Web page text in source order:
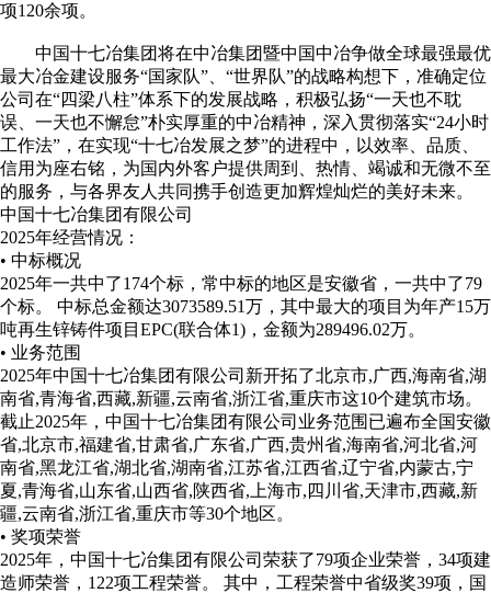
项120余项。
中国十七冶集团将在中冶集团暨中国中冶争做全球最强最优
最大冶金建设服务“国家队”、“世界队”的战略构想下，准确定位
公司在“四梁八柱”体系下的发展战略，积极弘扬“一天也不耽
误、一天也不懈怠”朴实厚重的中冶精神，深入贯彻落实“24小时
工作法”，在实现“十七冶发展之梦”的进程中，以效率、品质、
信用为座右铭，为国内外客户提供周到、热情、竭诚和无微不至
的服务，与各界友人共同携手创造更加辉煌灿烂的美好未来。
中国十七冶集团有限公司
2025年经营情况：
• 中标概况
2025年一共中了174个标，常中标的地区是安徽省，一共中了79
个标。 中标总金额达3073589.51万，其中最大的项目为年产15万
吨再生锌铸件项目EPC(联合体1)，金额为289496.02万。
• 业务范围
2025年中国十七冶集团有限公司新开拓了北京市,广西,海南省,湖
南省,青海省,西藏,新疆,云南省,浙江省,重庆市这10个建筑市场。
截止2025年，中国十七冶集团有限公司业务范围已遍布全国安徽
省,北京市,福建省,甘肃省,广东省,广西,贵州省,海南省,河北省,河
南省,黑龙江省,湖北省,湖南省,江苏省,江西省,辽宁省,内蒙古,宁
夏,青海省,山东省,山西省,陕西省,上海市,四川省,天津市,西藏,新
疆,云南省,浙江省,重庆市等30个地区。
• 奖项荣誉
2025年，中国十七冶集团有限公司荣获了79项企业荣誉，34项建
造师荣誉，122项工程荣誉。 其中，工程荣誉中省级奖39项，国